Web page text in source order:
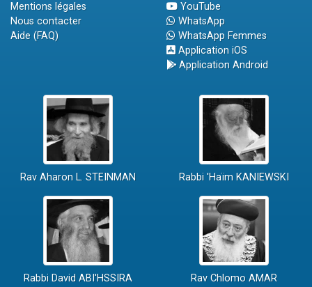
Mentions légales
Nous contacter
Aide (FAQ)
YouTube
WhatsApp
WhatsApp Femmes
Application iOS
Application Android
Rav Aharon L. STEINMAN Rabbi 'Haïm KANIEWSKI
Rabbi David ABI'HSSIRA Rav Chlomo AMAR